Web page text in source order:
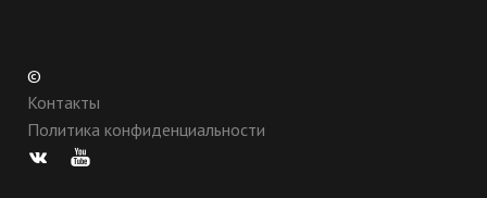
©
Контакты
Политика конфиденциальности